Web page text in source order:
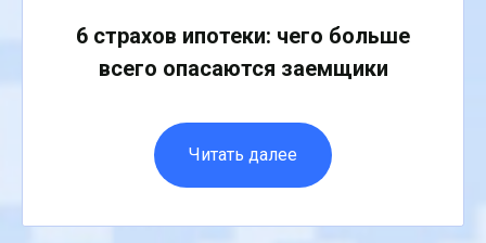
6 страхов ипотеки: чего больше
всего опасаются заемщики
Читать далее